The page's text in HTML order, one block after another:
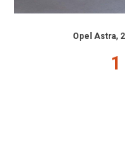
Opel Astra,